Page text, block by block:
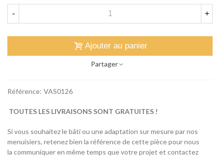
- +
Ajouter au panier
Partager
Référence: VAS0126
TOUTES LES LIVRAISONS SONT GRATUITES !
Si vous souhaitez le bâti ou une adaptation sur mesure par nos
menuisiers, retenez bien la référence de cette pièce pour nous
la communiquer en même temps que votre projet et contactez